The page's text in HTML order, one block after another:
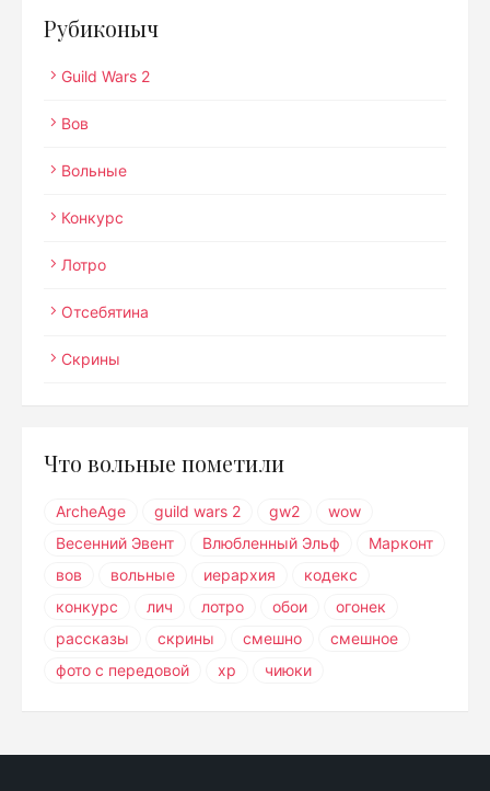
Рубиконыч
Guild Wars 2
Вов
Вольные
Конкурс
Лотро
Отсебятина
Скрины
Что вольные пометили
ArcheAge guild wars 2 gw2
wow
Весенний Эвент
Влюбленный Эльф
Марконт
вов
вольные иерархия
кодекс
конкурс
лич лотро обои
огонек
рассказы
скрины смешно
смешное
фото с передовой
хр чиюки